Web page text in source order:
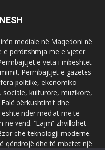
mediale në Maqedoni në
e përditshmja më e vjetër
e veta i mbështet
Përmbajtjet e gazetës
politike, ekonomiko-
sociale, kulturore, muzikore,
përkushtimit dhe
ndër mediat më të
vend. “Lajm” zhvillohet
dhe teknologji moderne.
qëndrojë dhe të mbetet një